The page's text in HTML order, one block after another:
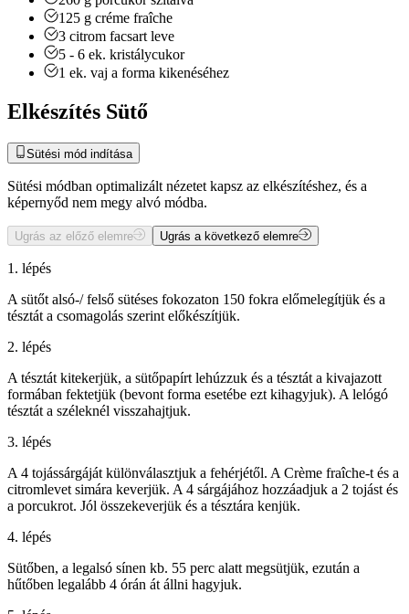
125 g créme fraîche
3 citrom facsart leve
5 - 6 ek. kristálycukor
1 ek. vaj a forma kikenéséhez
Elkészítés Sütő
Sütési mód indítása
Sütési módban optimalizált nézetet kapsz az elkészítéshez, és a
képernyőd nem megy alvó módba.
Ugrás az előző elemre Ugrás a következő elemre
1. lépés
A sütőt alsó-/ felső sütéses fokozaton 150 fokra előmelegítjük és a
tésztát a csomagolás szerint előkészítjük.
2. lépés
A tésztát kitekerjük, a sütőpapírt lehúzzuk és a tésztát a kivajazott
formában fektetjük (bevont forma esetébe ezt kihagyjuk). A lelógó
tésztát a széleknél visszahajtjuk.
3. lépés
A 4 tojássárgáját különválasztjuk a fehérjétől. A Crème fraîche-t és a
citromlevet simára keverjük. A 4 sárgájához hozzáadjuk a 2 tojást és
a porcukrot. Jól összekeverjük és a tésztára kenjük.
4. lépés
Sütőben, a legalsó sínen kb. 55 perc alatt megsütjük, ezután a
hűtőben legalább 4 órán át állni hagyjuk.